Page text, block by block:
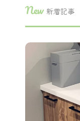
New 新着記事